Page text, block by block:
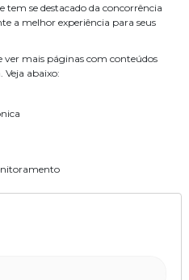
tem se destacado da concorrência
a melhor experiência para seus
ver mais páginas com conteúdos
Veja abaixo: